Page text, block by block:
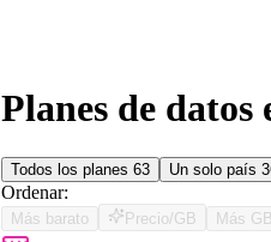
Planes de
Todos los planes 63 Un solo país
Ordenar:
Más barato Precio/GB Más GB